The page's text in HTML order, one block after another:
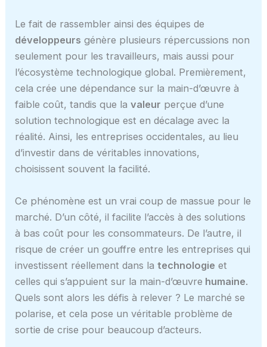
Le fait de rassembler ainsi des équipes de
développeurs génère plusieurs répercussions non
seulement pour les travailleurs, mais aussi pour
l’écosystème technologique global. Premièrement,
cela crée une dépendance sur la main-d’œuvre à
faible coût, tandis que lavaleur perçue d’une
solution technologique est en décalage avec la
réalité. Ainsi, les entreprises occidentales, au lieu
d’investir dans de véritables innovations,
choisissent souvent la facilité.
Ce phénomène est un vrai coup de massue pour le
marché. D’un côté, il facilite l’accès à des solutions
à bas coût pour les consommateurs. De l’autre, il
risque de créer un gouffre entre les entreprises qui
investissent réellement dans latechnologie et
celles qui s’appuient sur la main-d’œuvre humaine.
Quels sont alors les défis à relever ? Le marché se
polarise, et cela pose un véritable problème de
sortie de crise pour beaucoup d’acteurs.